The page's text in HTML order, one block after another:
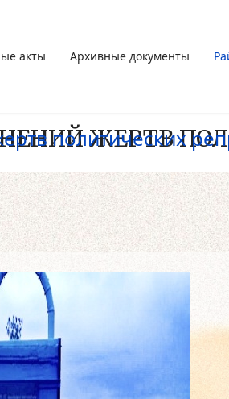
акты Архивные документы
ЖЕРТВ